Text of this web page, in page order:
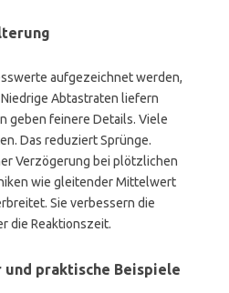
aufgezeichnet werden,
Abtastraten liefern
geben feinere Details. Viele
Das reduziert Sprünge.
Verzögerung bei plötzlichen
wie gleitender Mittelwert
Sie verbessern die
die Reaktionszeit.
und praktische Beispiele